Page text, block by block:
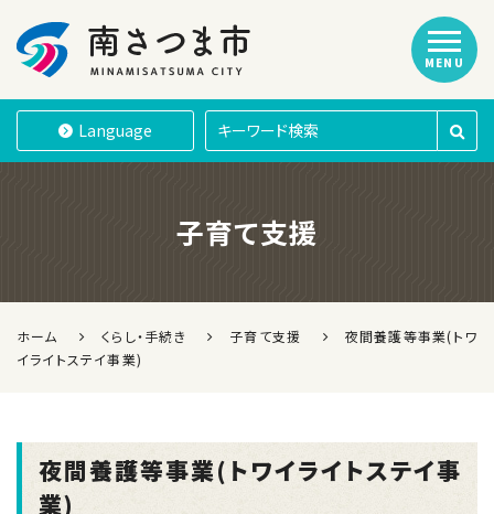
南さつま市
Language
MENU
子育て支援
ホーム くらし・手続き 子育て支援
夜間養護等事業(トワ
イライトステイ事業)
夜間養護等事業(トワイライトステイ事
業)